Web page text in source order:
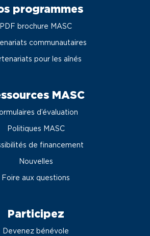
programmes
PDF brochure MASC
communautaires
pour les aînés
MASC
d’évaluation
Politiques MASC
de financement
Nouvelles
Foire aux questions
Participez
Devenez bénévole